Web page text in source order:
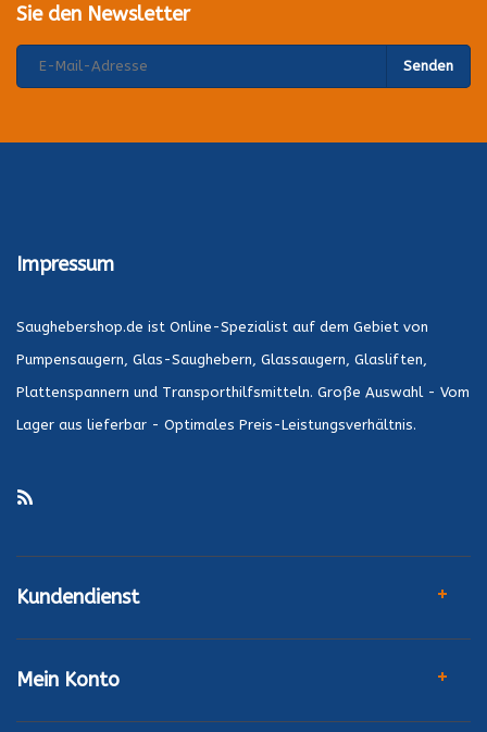
Sie den Newsletter
Senden
Impressum
Saughebershop.de ist Online-Spezialist auf dem Gebiet von
Pumpensaugern, Glas-Saughebern, Glassaugern, Glasliften,
Plattenspannern und Transporthilfsmitteln. Große Auswahl - Vom
Lager aus lieferbar - Optimales Preis-Leistungsverhältnis.
Kundendienst
Mein Konto